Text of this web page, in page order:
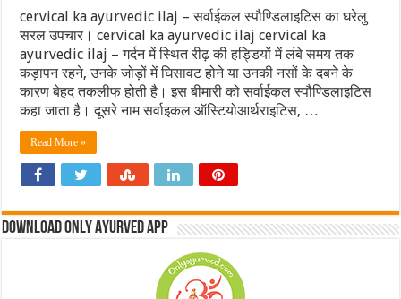
cervical ka ayurvedic ilaj – सर्वाईकल स्पौण्डिलाइटिस का घरेलु
सरल उपचार। cervical ka ayurvedic ilaj cervical ka
ayurvedic ilaj – गर्दन में स्थित रीढ़ की हड्डियों में लंबे समय तक
कड़ापन रहने, उनके जोड़ों में घिसावट होने या उनकी नसों के दबने के
कारण बेहद तकलीफ होती है। इस बीमारी को सर्वाईकल स्पौण्डिलाइटिस
कहा जाता है। दूसरे नाम सर्वाइकल ऑस्टियोआर्थराइटिस, …
Read More »
Download Only Ayurved App